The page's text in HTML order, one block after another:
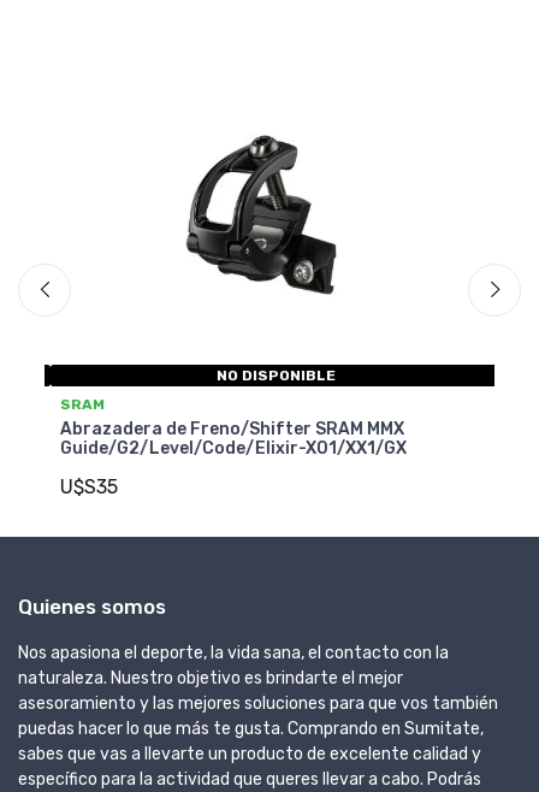
NO DISPONIBLE
Abrazadera de Freno/Shifter SRAM/AVID
Matchmaker - Adaptador Derecha/Izquierda
U$S45
Quienes somos
Nos apasiona el deporte, la vida sana, el contacto con la
naturaleza. Nuestro objetivo es brindarte el mejor
asesoramiento y las mejores soluciones para que vos también
puedas hacer lo que más te gusta. Comprando en Sumitate,
sabes que vas a llevarte un producto de excelente calidad y
específico para la actividad que queres llevar a cabo. Podrás